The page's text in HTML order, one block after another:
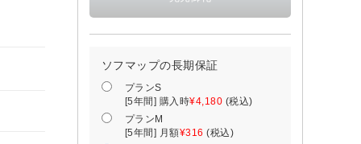
ソフマップの長期保証
プランS
[5年間] 購入時¥4,180 (税込)
プランM
[5年間] 月額¥316 (税込)